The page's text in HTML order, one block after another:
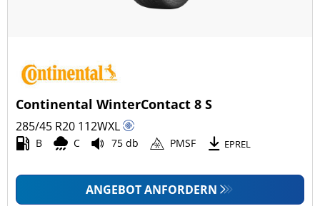
Continental WinterContact 8 S
285/45 R20 112WXL
B C 75 db PMSF EPREL
ANGEBOT ANFORDERN